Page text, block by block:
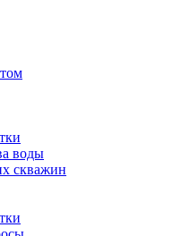
воды
скважин